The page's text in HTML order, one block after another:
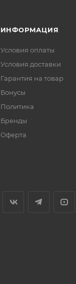
ИНФОРМАЦИЯ
Условия оплаты
Условия доставки
Гарантия на товар
Бонусы
Политика
Бренды
Оферта